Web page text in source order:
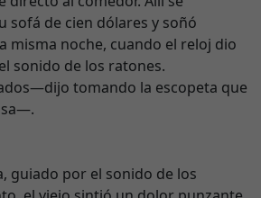
sofá de cien dólares y soñó
misma noche, cuando el reloj dio
sonido de los ratones.
tomando la escopeta que
guiado por el sonido de los